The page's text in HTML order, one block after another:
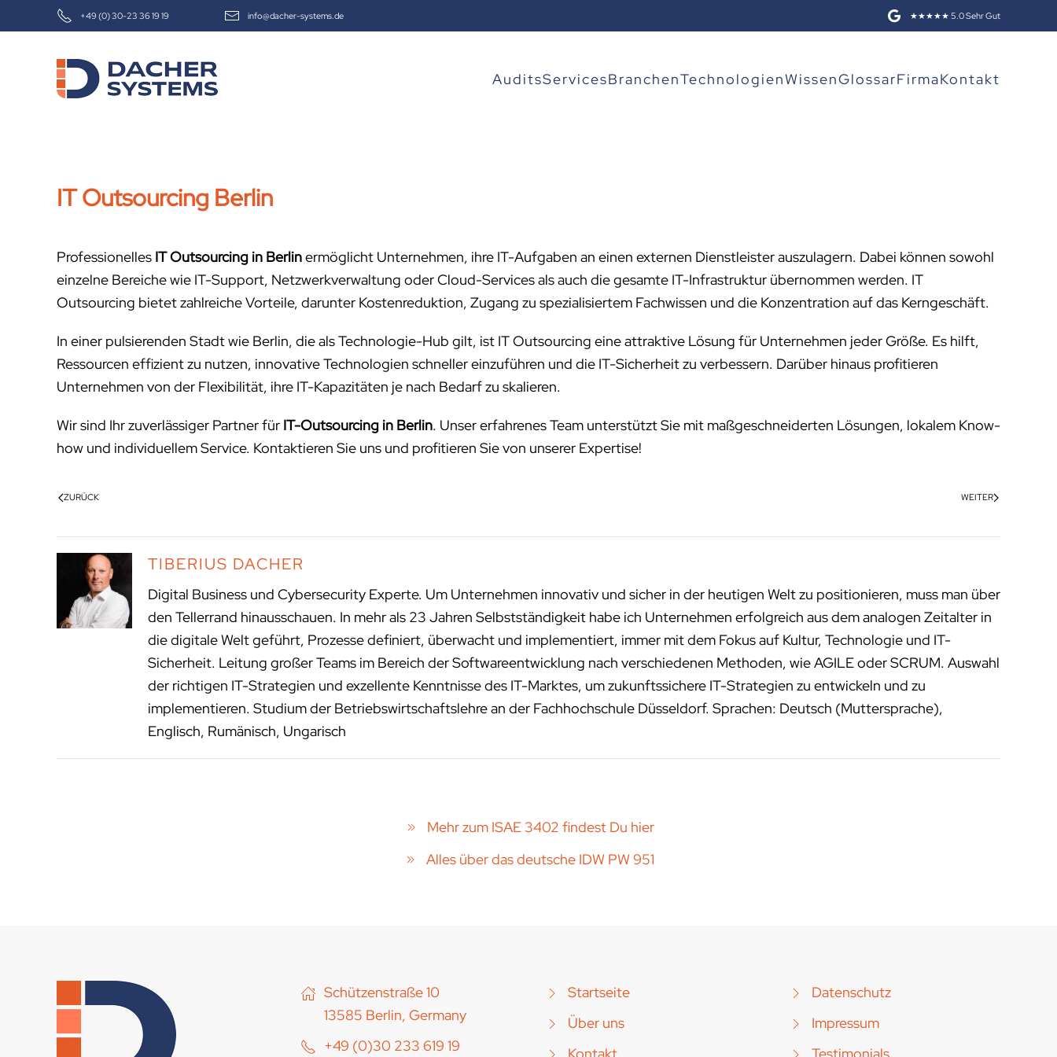
+49 (0) 30-23 36 19 19 info@dacher-systems.de ★★★★★ 5.0 Sehr Gut
AuditsServicesBranchenTechnologienWissenGlossarFirmaKontakt
IT Outsourcing Berlin
Professionelles IT Outsourcing in Berlinermöglicht Unternehmen, ihre IT-Aufgaben an einen externen Dienstleister auszulagern. Dabei können sowohl
einzelne Bereiche wie IT-Support, Netzwerkverwaltung oder Cloud-Services als auch die gesamte IT-Infrastruktur übernommen werden. IT
Outsourcing bietet zahlreiche Vorteile, darunter Kostenreduktion, Zugang zu spezialisiertem Fachwissen und die Konzentration auf das Kerngeschäft.
In einer pulsierenden Stadt wie Berlin, die als Technologie-Hub gilt, ist IT Outsourcing eine attraktive Lösung für Unternehmen jeder Größe. Es hilft,
Ressourcen effizient zu nutzen, innovative Technologien schneller einzuführen und die IT-Sicherheit zu verbessern. Darüber hinaus profitieren
Unternehmen von der Flexibilität, ihre IT-Kapazitäten je nach Bedarf zu skalieren.
Wir sind Ihr zuverlässiger Partner für IT-Outsourcing in Berlin. Unser erfahrenes Team unterstützt Sie mit maßgeschneiderten Lösungen, lokalem Know-
how und individuellem Service. Kontaktieren Sie uns und profitieren Sie von unserer Expertise!
ZURÜCK WEITER
TIBERIUS DACHER
Digital Business und Cybersecurity Experte. Um Unternehmen innovativ und sicher in der heutigen Welt zu positionieren, muss man über
den Tellerrand hinausschauen. In mehr als 23 Jahren Selbstständigkeit habe ich Unternehmen erfolgreich aus dem analogen Zeitalter in
die digitale Welt geführt, Prozesse definiert, überwacht und implementiert, immer mit dem Fokus auf Kultur, Technologie und IT-
Sicherheit. Leitung großer Teams im Bereich der Softwareentwicklung nach verschiedenen Methoden, wie AGILE oder SCRUM. Auswahl
der richtigen IT-Strategien und exzellente Kenntnisse des IT-Marktes, um zukunftssichere IT-Strategien zu entwickeln und zu
implementieren. Studium der Betriebswirtschaftslehre an der Fachhochschule Düsseldorf. Sprachen: Deutsch (Muttersprache),
Englisch, Rumänisch, Ungarisch
Mehr zum ISAE 3402 findest Du hier
Alles über das deutsche IDW PW 951
Schützenstraße 10
13585 Berlin, Germany
+49 (0)30 233 619 19
Startseite
Über uns
Datenschutz
Impressum